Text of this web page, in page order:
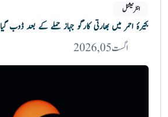
انٹرنیشنل
بحیرۂ احمر میں بھارتی کارگو جہاز حملے کے بعد ڈوب گیا
اگست 05, 2026